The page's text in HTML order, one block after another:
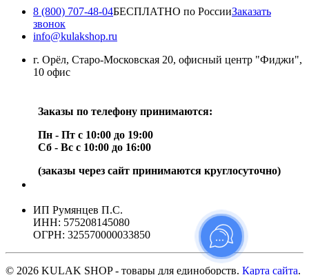
8 (800) 707-48-04БЕСПЛАТНО по РоссииЗаказать
звонок
info@kulakshop.ru
г. Орёл, Старо-Московская 20, офисный центр "Фиджи",
10 офис
Заказы по телефону принимаются:
Пн - Пт с 10:00 до 19:00
Сб - Вс с 10:00 до 16:00
(заказы через сайт принимаются круглосуточно)
ИП Румянцев П.С.
ИНН: 575208145080
ОГРН: 325570000033850
© 2026 KULAK SHOP - товары для единоборств. Карта сайта.